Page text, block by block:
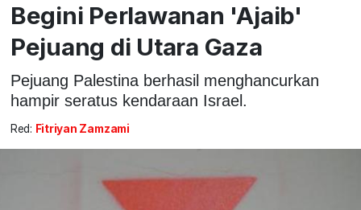
Begini Perlawanan 'Ajaib'
Pejuang di Utara Gaza
Pejuang Palestina berhasil menghancurkan
hampir seratus kendaraan Israel.
Red: Fitriyan Zamzami